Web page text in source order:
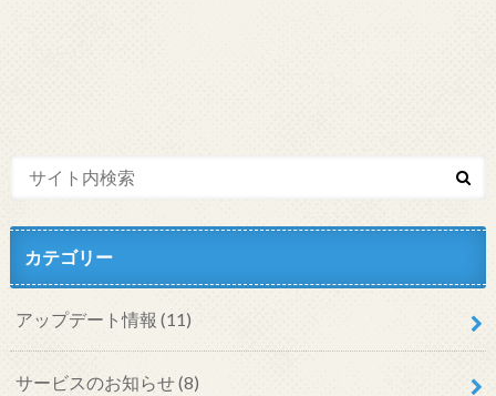
カテゴリー
アップデート情報 (11)
サービスのお知らせ(8)